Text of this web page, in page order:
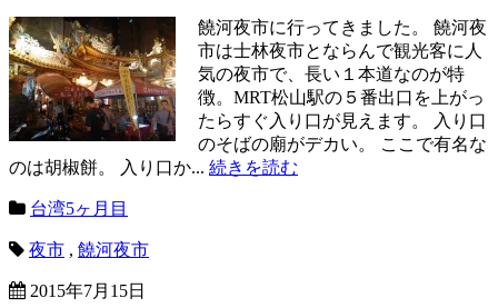
饒河夜市に行ってきました。 饒河夜
市は士林夜市とならんで観光客に人
気の夜市で、長い１本道なのが特
徴。MRT松山駅の５番出口を上がっ
たらすぐ入り口が見えます。 入り口
のそばの廟がデカい。 ここで有名な
のは胡椒餅。 入り口か... 続きを読む
台湾5ヶ月目
夜市 , 饒河夜市
2015年7月15日